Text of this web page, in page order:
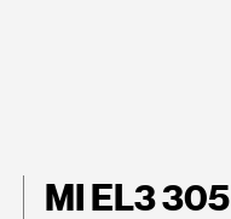
MI EL3 305